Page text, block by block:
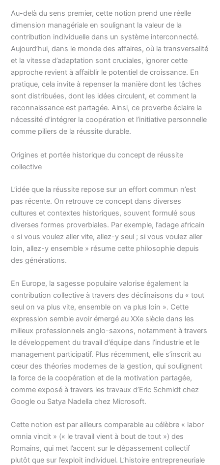
Au-delà du sens premier, cette notion prend une réelle
dimension managériale en soulignant la valeur de la
contribution individuelle dans un système interconnecté.
Aujourd’hui, dans le monde des affaires, où la transversalité
et la vitesse d’adaptation sont cruciales, ignorer cette
approche revient à affaiblir le potentiel de croissance. En
pratique, cela invite à repenser la manière dont les tâches
sont distribuées, dont les idées circulent, et comment la
reconnaissance est partagée. Ainsi, ce proverbe éclaire la
nécessité d’intégrer la coopération et l’initiative personnelle
comme piliers de la réussite durable.
Origines et portée historique du concept de réussite
collective
L’idée que la réussite repose sur un effort commun n’est
pas récente. On retrouve ce concept dans diverses
cultures et contextes historiques, souvent formulé sous
diverses formes proverbiales. Par exemple, l’adage africain
« si vous voulez aller vite, allez-y seul ; si vous voulez aller
loin, allez-y ensemble » résume cette philosophie depuis
des générations.
En Europe, la sagesse populaire valorise également la
contribution collective à travers des déclinaisons du « tout
seul on va plus vite, ensemble on va plus loin ». Cette
expression semble avoir émergé au XXe siècle dans les
milieux professionnels anglo-saxons, notamment à travers
le développement du travail d’équipe dans l’industrie et le
management participatif. Plus récemment, elle s’inscrit au
cœur des théories modernes de la gestion, qui soulignent
la force de la coopération et de la motivation partagée,
comme exposé à travers les travaux d’Eric Schmidt chez
Google ou Satya Nadella chez Microsoft.
Cette notion est par ailleurs comparable au célèbre « labor
omnia vincit » (« le travail vient à bout de tout ») des
Romains, qui met l’accent sur le dépassement collectif
plutôt que sur l’exploit individuel. L’histoire entrepreneuriale